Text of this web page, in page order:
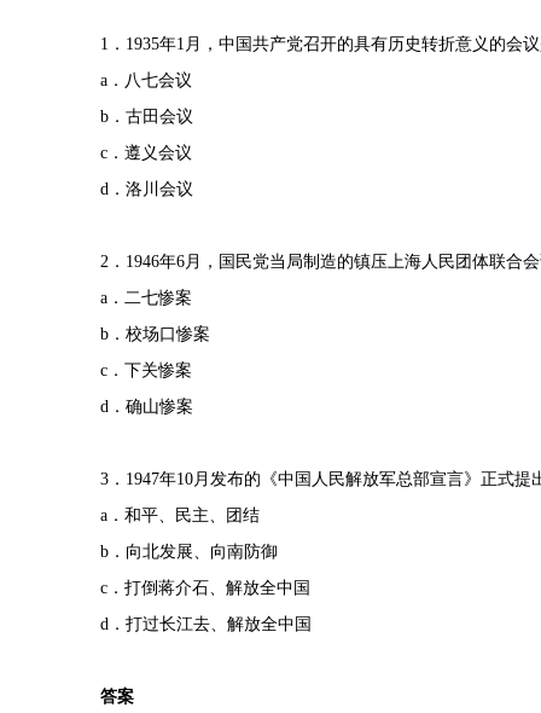
1．1935年1月，中国共产党召开的具有历史转折意义的
a．八七会议
b．古田会议
c．遵义会议
d．洛川会议
2．1946年6月，国民党当局制造的镇压上海人民团体联合
a．二七惨案
b．校场口惨案
c．下关惨案
d．确山惨案
3．1947年10月发布的《中国人民解放军总部宣言》正式
a．和平、民主、团结
b．向北发展、向南防御
c．打倒蒋介石、解放全中国
d．打过长江去、解放全中国
答案